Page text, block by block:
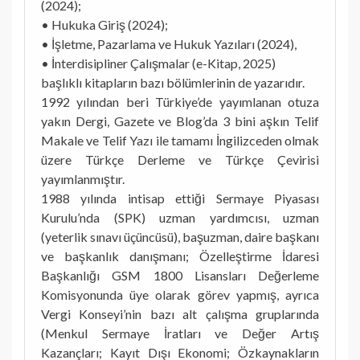
(2024);
• Hukuka Giriş (2024);
• İşletme, Pazarlama ve Hukuk Yazıları (2024),
• İnterdisipliner Çalışmalar (e-Kitap, 2025)
başlıklı kitapların bazı bölümlerinin de yazarıdır.
1992 yılından beri Türkiye’de yayımlanan otuza
yakın Dergi, Gazete ve Blog’da 3 bini aşkın Telif
Makale ve Telif Yazı ile tamamı İngilizceden olmak
üzere Türkçe Derleme ve Türkçe Çevirisi
yayımlanmıştır.
1988 yılında intisap ettiği Sermaye Piyasası
Kurulu’nda (SPK) uzman yardımcısı, uzman
(yeterlik sınavı üçüncüsü), başuzman, daire başkanı
ve başkanlık danışmanı; Özelleştirme İdaresi
Başkanlığı GSM 1800 Lisansları Değerleme
Komisyonunda üye olarak görev yapmış, ayrıca
Vergi Konseyi’nin bazı alt çalışma gruplarında
(Menkul Sermaye İratları ve Değer Artış
Kazançları; Kayıt Dışı Ekonomi; Özkaynakların